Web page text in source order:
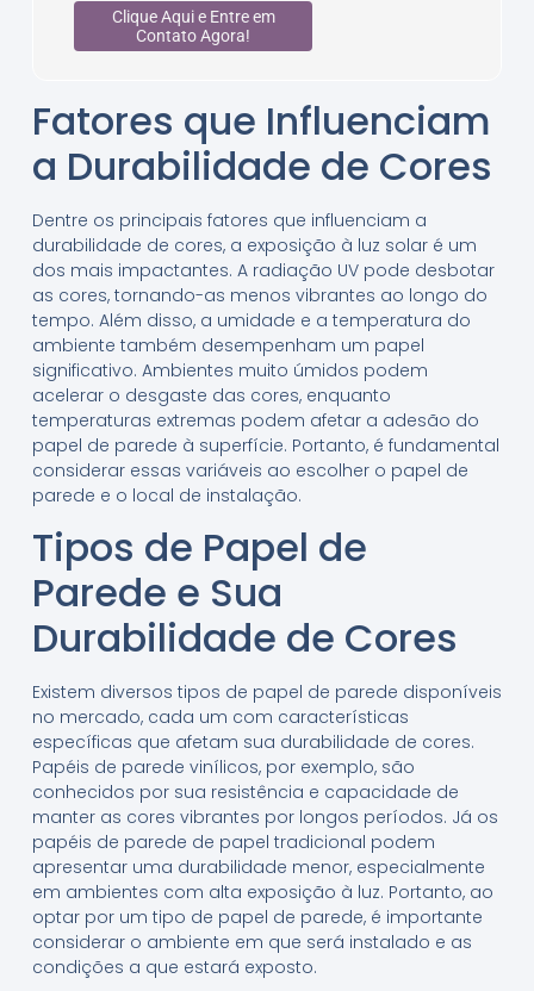
Clique Aqui e Entre em
Contato Agora!
Fatores que Influenciam
a Durabilidade de Cores
Dentre os principais fatores que influenciam a
durabilidade de cores, a exposição à luz solar é um
dos mais impactantes. A radiação UV pode desbotar
as cores, tornando-as menos vibrantes ao longo do
tempo. Além disso, a umidade e a temperatura do
ambiente também desempenham um papel
significativo. Ambientes muito úmidos podem
acelerar o desgaste das cores, enquanto
temperaturas extremas podem afetar a adesão do
papel de parede à superfície. Portanto, é fundamental
considerar essas variáveis ao escolher o papel de
parede e o local de instalação.
Tipos de Papel de
Parede e Sua
Durabilidade de Cores
Existem diversos tipos de papel de parede disponíveis
no mercado, cada um com características
específicas que afetam sua durabilidade de cores.
Papéis de parede vinílicos, por exemplo, são
conhecidos por sua resistência e capacidade de
manter as cores vibrantes por longos períodos. Já os
papéis de parede de papel tradicional podem
apresentar uma durabilidade menor, especialmente
em ambientes com alta exposição à luz. Portanto, ao
optar por um tipo de papel de parede, é importante
considerar o ambiente em que será instalado e as
condições a que estará exposto.